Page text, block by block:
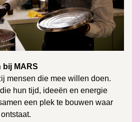
bij MARS
mensen die mee willen doen.
hun tijd, ideeën en energie
een plek te bouwen waar